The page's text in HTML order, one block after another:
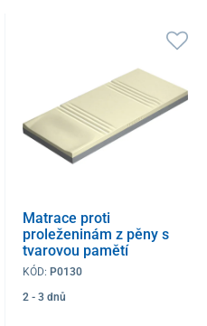
Matrace proti
proleženinám z pěny s
tvarovou pamětí
KÓD: P0130
2 - 3 dnů